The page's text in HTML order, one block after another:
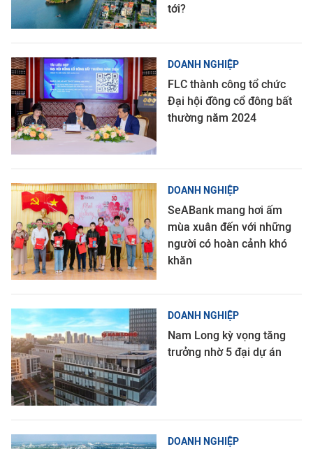
tới?
DOANH NGHIỆP
FLC thành công tổ chức
Đại hội đồng cổ đông bất
thường năm 2024
DOANH NGHIỆP
SeABank mang hơi ấm
mùa xuân đến với những
người có hoàn cảnh khó
khăn
DOANH NGHIỆP
Nam Long kỳ vọng tăng
trưởng nhờ 5 đại dự án
DOANH NGHIỆP